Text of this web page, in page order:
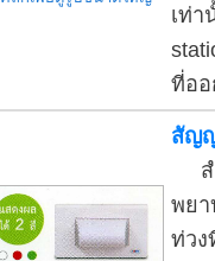
เท่า
ที่ออ
สัญ
สำ
พยา
ท่วง